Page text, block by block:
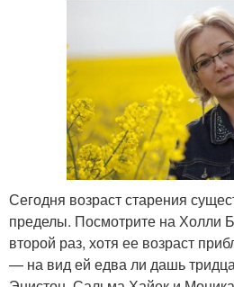
Сегодня возраст старения
пределы. Посмотрите на Холли
второй раз, хотя ее возраст
— на вид ей едва ли дашь